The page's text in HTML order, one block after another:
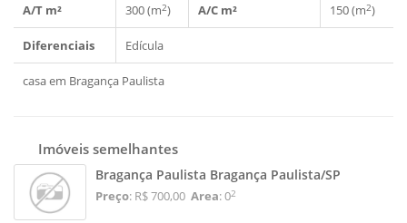
A/T m² 300 (m2) A/C m² 150 (m2)
Diferenciais Edícula
casa em Bragança Paulista
Imóveis semelhantes
Bragança Paulista Bragança Paulista/SP
Preço: R$ 700,00 Area: 02